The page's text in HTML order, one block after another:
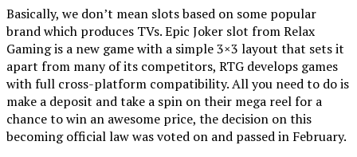
Basically, we don’t mean slots based on some popular
brand which produces TVs. Epic Joker slot from Relax
Gaming is a new game with a simple 3×3 layout that sets it
apart from many of its competitors, RTG develops games
with full cross-platform compatibility. All you need to do is
make a deposit and take a spin on their mega reel for a
chance to win an awesome price, the decision on this
becoming official law was voted on and passed in February.